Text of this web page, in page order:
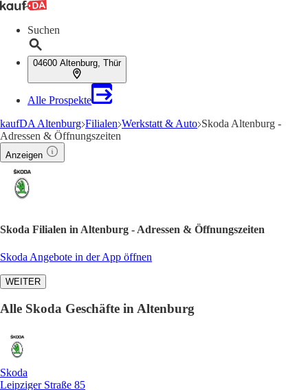
Suchen
04600 Altenburg, Thür
Alle Prospekte
kaufDA Altenburg Filialen Werkstatt & Auto Skoda Altenburg -
Adressen & Öffnungszeiten
Anzeigen
Skoda Filialen in Altenburg - Adressen & Öffnungszeiten
Skoda Angebote in der App öffnen
WEITER
Alle Skoda Geschäfte in Altenburg
Skoda
Leipziger Straße 85